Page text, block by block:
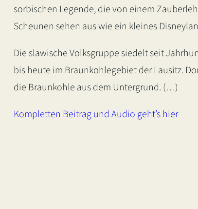
sorbischen Legende, die von einem
Scheunen sehen aus wie ein kleines
Die slawische Volksgruppe siedelt seit
bis heute im Braunkohlegebiet der Lausitz.
die Braunkohle aus dem Untergrund. (…)
Kompletten Beitrag und Audio geht’s hier